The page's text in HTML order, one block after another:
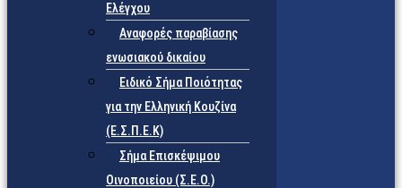
Ελέγχου
Αναφορές παραβίασης
ενωσιακού δικαίου
Ειδικό Σήμα Ποιότητας
για την Ελληνική Κουζίνα
(Ε.Σ.Π.Ε.Κ)
Σήμα Επισκέψιμου
Οινοποιείου (Σ.Ε.Ο.)